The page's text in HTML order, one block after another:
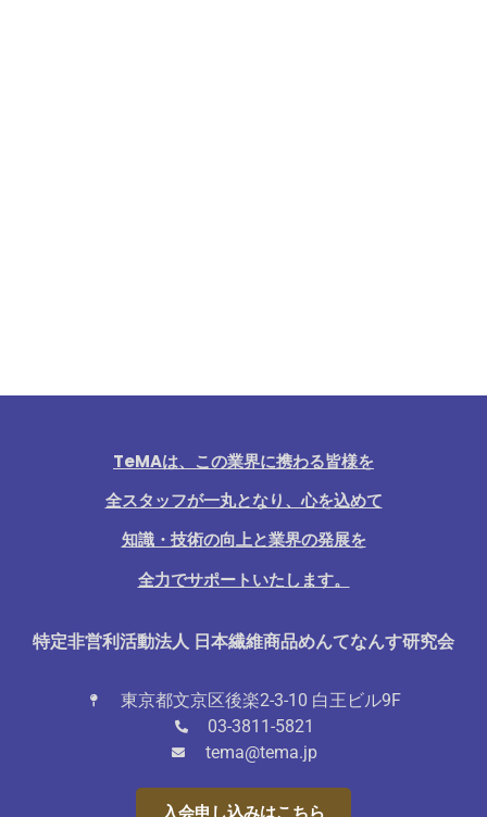
TeMAは、この業界に携わる皆様を
全スタッフが一丸となり、心を込めて
知識・技術の向上と業界の発展を
全力でサポートいたします。
特定非営利活動法人 日本繊維商品めんてなんす研究会
東京都文京区後楽2-3-10 白王ビル9F
03-3811-5821
tema@tema.jp
入会申し込みはこちら